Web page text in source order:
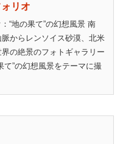
リオ
“地の果て”の幻想風景 南
からレンソイス砂漠、北米
の絶景のフォトギャラリー
て”の幻想風景をテーマに撮